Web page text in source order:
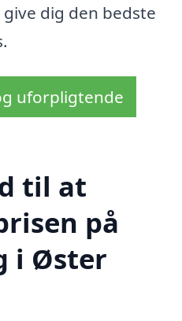
dig den bedste
uforpligtende
til at
på
i Øster